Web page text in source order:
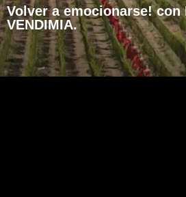
Volver a emocionarse! con
VENDIMIA.